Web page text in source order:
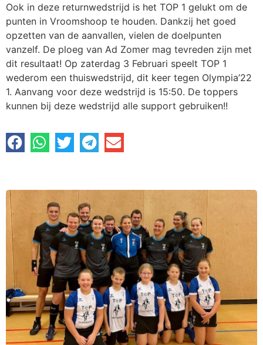
Ook in deze returnwedstrijd is het TOP 1 gelukt om de
punten in Vroomshoop te houden. Dankzij het goed
opzetten van de aanvallen, vielen de doelpunten
vanzelf. De ploeg van Ad Zomer mag tevreden zijn met
dit resultaat! Op zaterdag 3 Februari speelt TOP 1
wederom een thuiswedstrijd, dit keer tegen Olympia’22
1. Aanvang voor deze wedstrijd is 15:50. De toppers
kunnen bij deze wedstrijd alle support gebruiken!!